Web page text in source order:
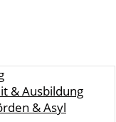
& Ausbildung
& Asyl